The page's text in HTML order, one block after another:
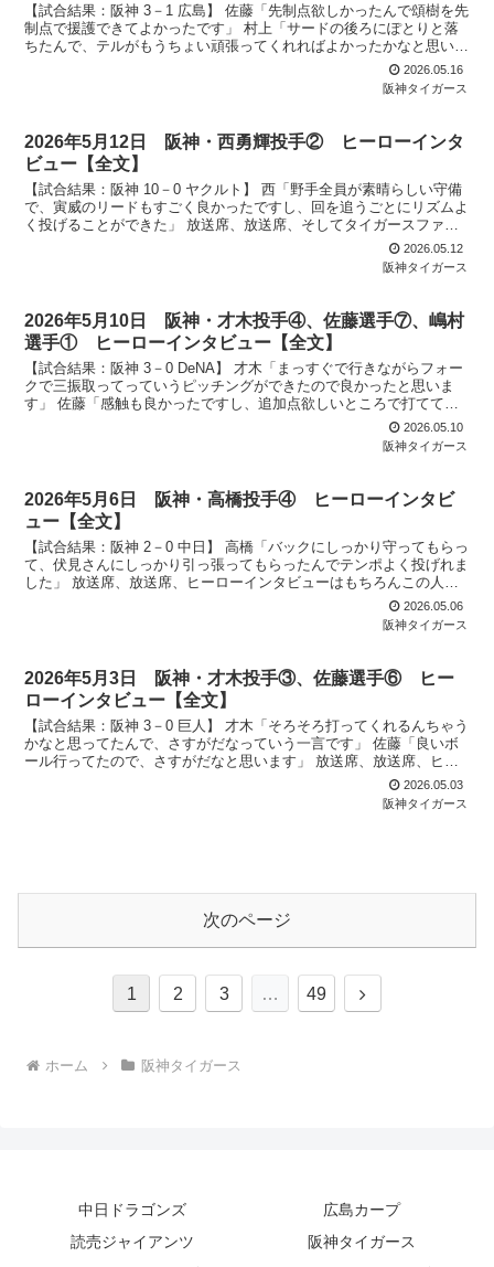
【試合結果：阪神 3－1 広島】 佐藤「先制点欲しかったんで頌樹を先
制点で援護できてよかったです」 村上「サードの後ろにぽとりと落
ちたんで、テルがもうちょい頑張ってくれればよかったかなと思いま
2026.05.16
阪神タイガース
2026年5月12日 阪神・西勇輝投手② ヒーローインタ
ビュー【全文】
【試合結果：阪神 10－0 ヤクルト】 西「野手全員が素晴らしい守備
で、寅威のリードもすごく良かったですし、回を追うごとにリズムよ
く投げることができた」 放送席、放送席、そしてタイガースファン
2026.05.12
阪神タイガース
2026年5月10日 阪神・才木投手④、佐藤選手⑦、嶋村
選手① ヒーローインタビュー【全文】
【試合結果：阪神 3－0 DeNA】 才木「まっすぐで行きながらフォー
クで三振取ってっていうピッチングができたので良かったと思いま
す」 佐藤「感触も良かったですし、追加点欲しいところで打ててよ
2026.05.10
阪神タイガース
2026年5月6日 阪神・高橋投手④ ヒーローインタビ
ュー【全文】
【試合結果：阪神 2－0 中日】 高橋「バックにしっかり守ってもらっ
て、伏見さんにしっかり引っ張ってもらったんでテンポよく投げれま
した」 放送席、放送席、ヒーローインタビューはもちろんこの人、4
2026.05.06
阪神タイガース
2026年5月3日 阪神・才木投手③、佐藤選手⑥ ヒー
ローインタビュー【全文】
【試合結果：阪神 3－0 巨人】 才木「そろそろ打ってくれるんちゃう
かなと思ってたんで、さすがだなっていう一言です」 佐藤「良いボ
ール行ってたので、さすがだなと思います」 放送席、放送席、ヒー
2026.05.03
阪神タイガース
次のページ
1 2 3 … 49
次
ホーム 阪神タイガース
中日ドラゴンズ
広島カープ
読売ジャイアンツ
阪神タイガース